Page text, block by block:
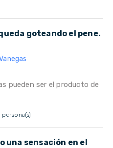
goteando el pene.
pueden ser el producto de
persona(s)
una sensación en el